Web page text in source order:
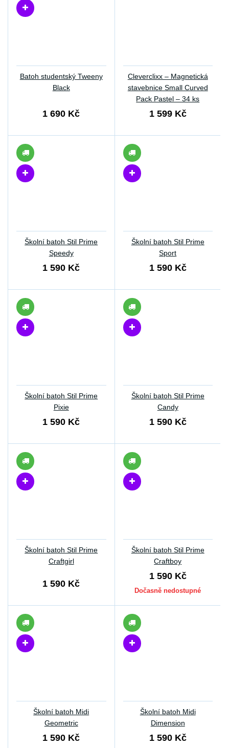
Batoh studentský Tweeny
Black
1 690 Kč
Cleverclixx – Magnetická
stavebnice Small Curved
Pack Pastel – 34 ks
1 599 Kč
Školní batoh Stil Prime
Speedy
1 590 Kč
Školní batoh Stil Prime
Sport
1 590 Kč
Školní batoh Stil Prime
Pixie
1 590 Kč
Školní batoh Stil Prime
Candy
1 590 Kč
Školní batoh Stil Prime
Craftgirl
1 590 Kč
Školní batoh Stil Prime
Craftboy
1 590 Kč
Dočasně nedostupné
Školní batoh Midi
Geometric
1 590 Kč
Školní batoh Midi
Dimension
1 590 Kč